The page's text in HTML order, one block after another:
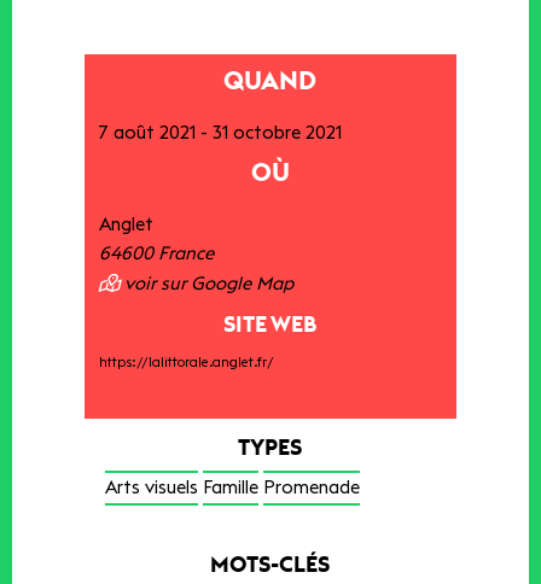
QUAND
7 août 2021 - 31 octobre 2021
OÙ
Anglet
64600 France
voir sur Google Map
SITE WEB
https://lalittorale.anglet.fr/
TYPES
Arts visuels Famille Promenade
MOTS-CLÉS